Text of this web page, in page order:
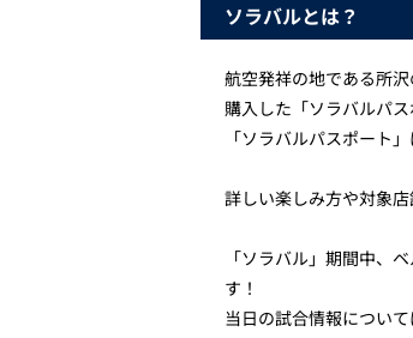
ソラバルとは？
航空発祥の地である所
購入した「ソラバルパ
「ソラバルパスポート
詳しい楽しみ方や対象
「ソラバル」期間中、
す！
当日の試合情報について